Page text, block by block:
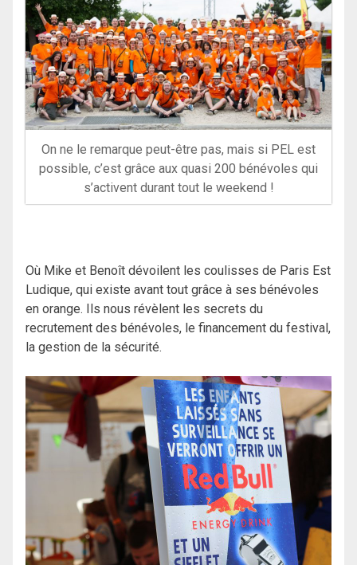
On ne le remarque peut-être pas, mais si PEL est
possible, c’est grâce aux quasi 200 bénévoles qui
s’activent durant tout le weekend !
Où Mike et Benoît dévoilent les coulisses de Paris Est
Ludique, qui existe avant tout grâce à ses bénévoles
en orange. Ils nous révèlent les secrets du
recrutement des bénévoles, le financement du festival,
la gestion de la sécurité.